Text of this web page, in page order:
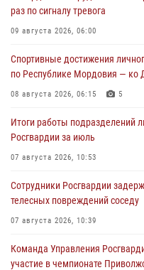
раз по сигналу тревога
09 августа 2026, 06:00
Спортивные достижения
по Республике Мордовия — ко
08 августа 2026, 06:15 5
Итоги работы подразделений
Росгвардии за июль
07 августа 2026, 10:53
Сотрудники Росгвардии
телесных повреждений соседу
07 августа 2026, 10:39
Команда Управления
участие в чемпионате